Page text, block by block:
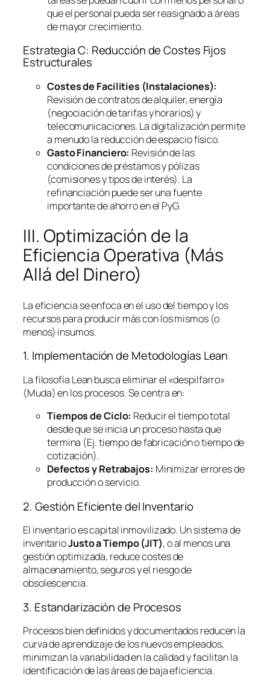
que el personal pueda ser reasignado a áreas
de mayor crecimiento.
Estrategia C: Reducción de Costes Fijos
Estructurales
Costes de Facilities (Instalaciones):
Revisión de contratos de alquiler, energía
(negociación de tarifas y horarios) y
telecomunicaciones. La digitalización permite
a menudo la reducción de espacio físico.
Gasto Financiero: Revisión de las
condiciones de préstamos y pólizas
(comisiones y tipos de interés). La
refinanciación puede ser una fuente
importante de ahorro en el PyG.
III. Optimización de la
Eficiencia Operativa (Más
Allá del Dinero)
La eficiencia se enfoca en el uso del tiempo y los
recursos para producir más con los mismos (o
menos) insumos.
1. Implementación de Metodologías Lean
La filosofía Leanbusca eliminar el «despilfarro»
(Muda) en los procesos. Se centra en:
Tiempos de Ciclo: Reducir el tiempo total
desde que se inicia un proceso hasta que
termina (Ej. tiempo de fabricación o tiempo de
cotización).
Defectos y Retrabajos: Minimizar errores de
producción o servicio.
2. Gestión Eficiente del Inventario
El inventario es capital inmovilizado. Un sistema de
inventarioJusto a Tiempo (JIT), o al menos una
gestión optimizada, reduce costes de
almacenamiento, seguros y el riesgo de
obsolescencia.
3. Estandarización de Procesos
Procesos bien definidos y documentados reducen la
curva de aprendizaje de los nuevos empleados,
minimizan la variabilidad en la calidad y facilitan la
identificación de las áreas de baja eficiencia.